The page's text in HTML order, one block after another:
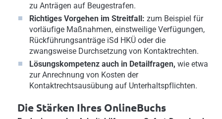
zu Anträgen auf Beugestrafen.
Richtiges Vorgehen im Streitfall: zum Beispiel für
vorläufige Maßnahmen, einstweilige Verfügungen,
Rückführungsanträge iSd HKÜ oder die
zwangsweise Durchsetzung von Kontaktrechten.
Lösungskompetenz auch in Detailfragen, wie etwa
zur Anrechnung von Kosten der
Kontaktrechtsausübung auf Unterhaltspflichten.
Die Stärken Ihres OnlineBuchs